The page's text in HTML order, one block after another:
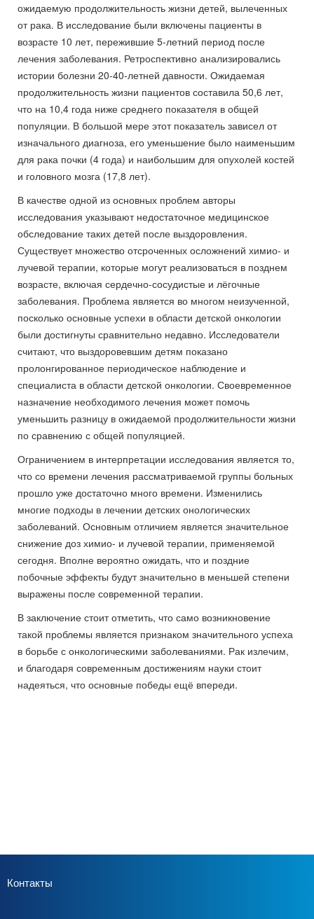
ожидаемую продолжительность жизни детей, вылеченных
от рака. В исследование были включены пациенты в
возрасте 10 лет, пережившие 5-летний период после
лечения заболевания. Ретроспективно анализировались
истории болезни 20-40-летней давности. Ожидаемая
продолжительность жизни пациентов составила 50,6 лет,
что на 10,4 года ниже среднего показателя в общей
популяции. В большой мере этот показатель зависел от
изначального диагноза, его уменьшение было наименьшим
для рака почки (4 года) и наибольшим для опухолей костей
и головного мозга (17,8 лет).
В качестве одной из основных проблем авторы
исследования указывают недостаточное медицинское
обследование таких детей после выздоровления.
Существует множество отсроченных осложнений химио- и
лучевой терапии, которые могут реализоваться в позднем
возрасте, включая сердечно-сосудистые и лёгочные
заболевания. Проблема является во многом неизученной,
посколько основные успехи в области детской онкологии
были достигнуты сравнительно недавно. Исследователи
считают, что выздоровевшим детям показано
пролонгированное периодическое наблюдение и
специалиста в области детской онкологии. Своевременное
назначение необходимого лечения может помочь
уменьшить разницу в ожидаемой продолжительности жизни
по сравнению с общей популяцией.
Ограничением в интерпретации исследования является то,
что со времени лечения рассматриваемой группы больных
прошло уже достаточно много времени. Изменились
многие подходы в лечении детских онологических
заболеваний. Основным отличием является значительное
снижение доз химио- и лучевой терапии, применяемой
сегодня. Вполне вероятно ожидать, что и поздние
побочные эффекты будут значительно в меньшей степени
выражены после современной терапии.
В заключение стоит отметить, что само возникновение
такой проблемы является признаком значительного успеха
в борьбе с онкологическими заболеваниями. Рак излечим,
и благодаря современным достижениям науки стоит
надеяться, что основные победы ещё впереди.
Контакты